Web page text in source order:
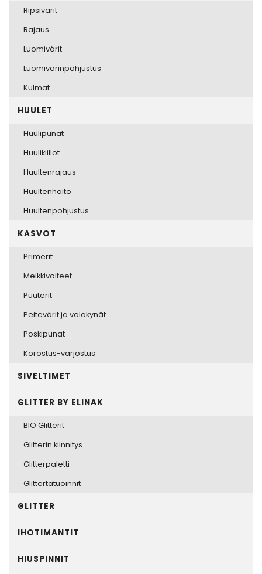
Ripsivärit
Rajaus
Luomivärit
Luomivärinpohjustus
Kulmat
HUULET
Huulipunat
Huulikiillot
Huultenrajaus
Huultenhoito
Huultenpohjustus
KASVOT
Primerit
Meikkivoiteet
Puuterit
Peitevärit ja valokynät
Poskipunat
Korostus-varjostus
SIVELTIMET
GLITTER BY ELINAK
BIO Glitterit
Glitterin kiinnitys
Glitterpaletti
Glittertatuoinnit
GLITTER
IHOTIMANTIT
HIUSPINNIT